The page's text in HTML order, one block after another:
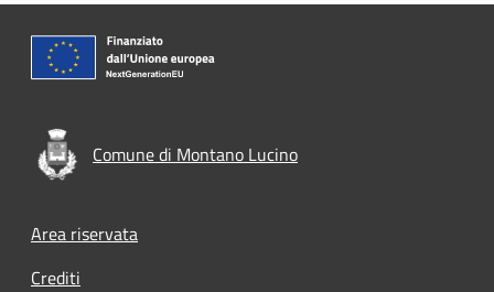
Comune di Montano Lucino
Footer menu
Area riservata
Crediti